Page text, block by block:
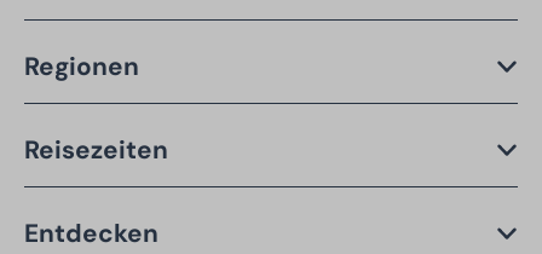
Regionen
Reisezeiten
Entdecken